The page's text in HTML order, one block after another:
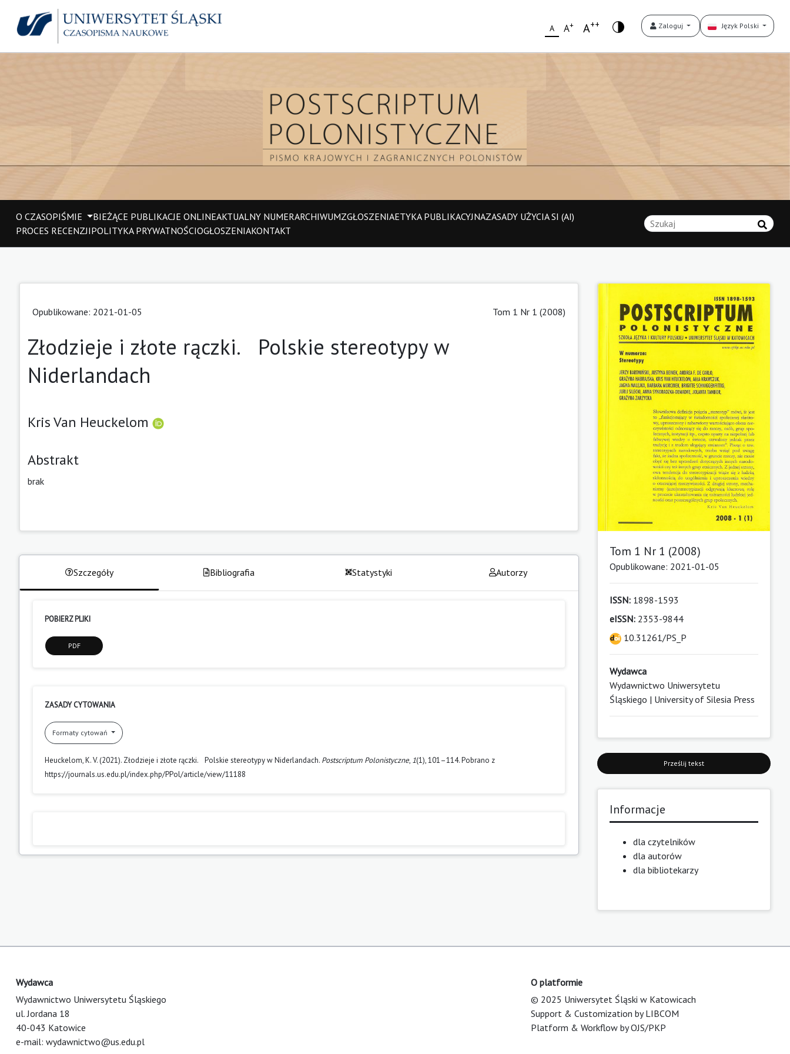
A A+ A++ Zaloguj Język Polski
O CZASOPIŚMIE BIEŻĄCE PUBLIKACJE ONLINEAKTUALNY NUMERARCHIWUMZGŁOSZENIAETYKA PUBLIKACYJNAZASADY UŻYCIA SI (AI)
PROCES RECENZJIPOLITYKA PRYWATNOŚCIOGŁOSZENIAKONTAKT
Opublikowane: 2021-01-05 Tom 1 Nr 1 (2008)
Złodzieje i złote rączki. Polskie stereotypy w
Niderlandach
Kris Van Heuckelom
Abstrakt
brak
Szczegóły Bibliografia Statystyki Autorzy
POBIERZ PLIKI
PDF
ZASADY CYTOWANIA
Formaty cytowań
Heuckelom, K. V. (2021). Złodzieje i złote rączki. Polskie stereotypy w Niderlandach. Postscriptum Polonistyczne, 1(1), 101–114. Pobrano z
https://journals.us.edu.pl/index.php/PPol/article/view/11188
Tom 1 Nr 1 (2008)
Opublikowane: 2021-01-05
ISSN:1898-1593
eISSN:2353-9844
10.31261/PS_P
Wydawca
Wydawnictwo Uniwersytetu
Śląskiego | University of Silesia Press
Prześlij tekst
Informacje
dla czytelników
dla autorów
dla bibliotekarzy
Wydawca
Wydawnictwo Uniwersytetu Śląskiego
ul. Jordana 18
40-043 Katowice
e-mail: wydawnictwo@us.edu.pl
O platformie
© 2025 Uniwersytet Śląski w Katowicach
Support & Customization by LIBCOM
Platform & Workflow by OJS/PKP